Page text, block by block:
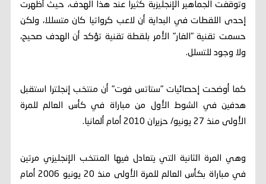
وتوقفت الجماهير الإنجليزية كثيرا عند هذا الهدف، حيث أظهرت
إحدى اللقطات في البداية أن لاعب كرواتيا كان متسللا، ولكن
حسمت تقنية "الفار" الأمر بلقطة تقنية تؤكد أن الهدف صحيح،
ولا وجود للتسلل.
كما أوضحت إحصائيات "ستاتس فوت" أن منتخب إنجلترا استقبل
هدفين في الشوط الأول من مباراة في كأس العالم للمرة
الأولى منذ 27 يونيو/ حزيران 2010 أمام ألمانيا.
وهي المرة الثانية التي يتعادل فيها المنتخب الإنجليزي مرتين
في مباراة بكأس العالم للمرة الأولى منذ 20 يونيو 2006 أمام